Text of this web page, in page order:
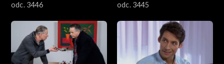
odc. 3446
odc. 3445